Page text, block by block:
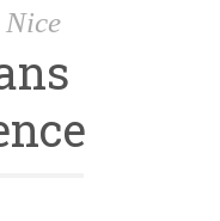
Nice